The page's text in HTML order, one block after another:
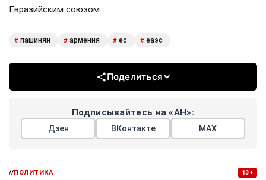
Евразийским союзом.
# пашинян # армения # ес # еаэс
Поделиться
Подписывайтесь на «АН»:
Дзен ВКонтакте МАХ
//ПОЛИТИКА 13+